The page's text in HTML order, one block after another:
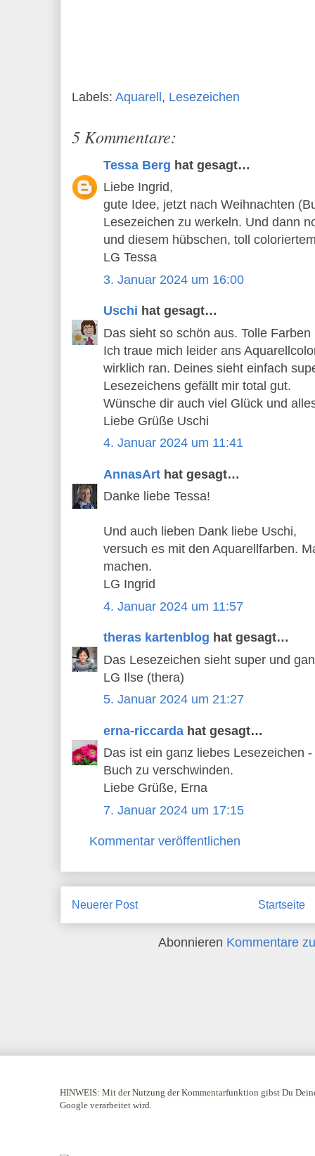
Labels: Aquarell, Lesezeichen
5 Kommentare:
Tessa Berg hat gesagt…
Liebe Ingrid,
gute Idee, jetzt nach Weihnachten
Lesezeichen zu werkeln. Und dann
und diesem hübschen, toll
LG Tessa
3. Januar 2024 um 16:00
Uschi hat gesagt…
Das sieht so schön aus. Tolle
Ich traue mich leider ans
wirklich ran. Deines sieht einfach
Lesezeichens gefällt mir total gut.
Wünsche dir auch viel Glück und
Liebe Grüße Uschi
4. Januar 2024 um 11:41
AnnasArt hat gesagt…
Danke liebe Tessa!
Und auch lieben Dank liebe Uschi,
versuch es mit den Aquarellfarben.
machen.
LG Ingrid
4. Januar 2024 um 11:57
theras kartenblog hat gesagt…
Das Lesezeichen sieht super und
LG Ilse (thera)
5. Januar 2024 um 21:27
erna-riccarda hat gesagt…
Das ist ein ganz liebes Lesezeichen
Buch zu verschwinden.
Liebe Grüße, Erna
7. Januar 2024 um 17:15
Kommentar veröffentlichen
Neuerer Post Startseite
Abonnieren Kommentare
HINWEIS: Mit der Nutzung der Kommentarfunktion gibst Du
Google verarbeitet wird.